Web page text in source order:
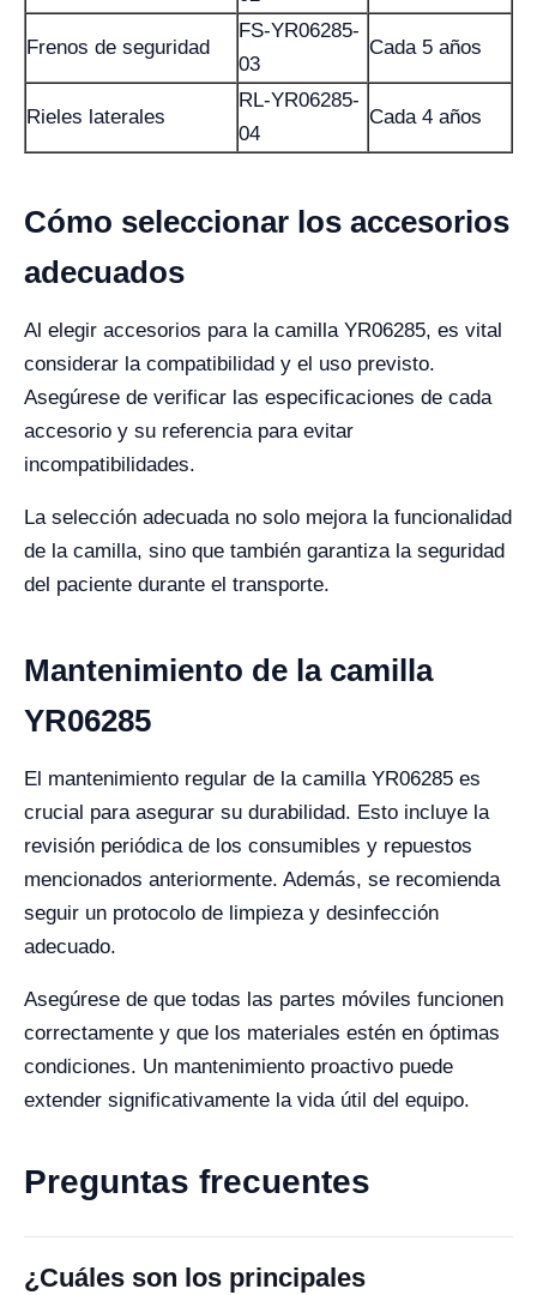
Frenos de seguridad
FS-YR06285-
03
Cada 5 años
Rieles laterales
RL-YR06285-
04
Cada 4 años
Cómo seleccionar los accesorios
adecuados
Al elegir accesorios para la camilla YR06285, es vital
considerar la compatibilidad y el uso previsto.
Asegúrese de verificar las especificaciones de cada
accesorio y su referencia para evitar
incompatibilidades.
La selección adecuada no solo mejora la funcionalidad
de la camilla, sino que también garantiza la seguridad
del paciente durante el transporte.
Mantenimiento de la camilla
YR06285
El mantenimiento regular de la camilla YR06285 es
crucial para asegurar su durabilidad. Esto incluye la
revisión periódica de los consumibles y repuestos
mencionados anteriormente. Además, se recomienda
seguir un protocolo de limpieza y desinfección
adecuado.
Asegúrese de que todas las partes móviles funcionen
correctamente y que los materiales estén en óptimas
condiciones. Un mantenimiento proactivo puede
extender significativamente la vida útil del equipo.
Preguntas frecuentes
¿Cuáles son los principales